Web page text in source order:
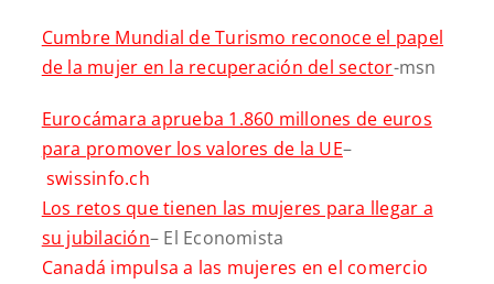
Cumbre Mundial de Turismo reconoce el papel
de la mujer en la recuperación del sector-msn
Eurocámara aprueba 1.860 millones de euros
para promover los valores de la UE–
swissinfo.ch
Los retos que tienen las mujeres para llegar a
su jubilación– El Economista
Canadá impulsa a las mujeres en el comercio